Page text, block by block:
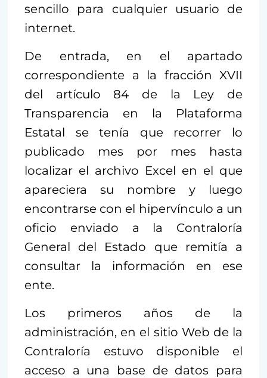
sencillo para cualquier usuario de
internet.
De entrada, en el apartado
correspondiente a la fracción XVII
del artículo 84 de la Ley de
Transparencia en la Plataforma
Estatal se tenía que recorrer lo
publicado mes por mes hasta
localizar el archivo Excel en el que
apareciera su nombre y luego
encontrarse con el hipervínculo a un
oficio enviado a la Contraloría
General del Estado que remitía a
consultar la información en ese
ente.
Los primeros años de la
administración, en el sitio Web de la
Contraloría estuvo disponible el
acceso a una base de datos para